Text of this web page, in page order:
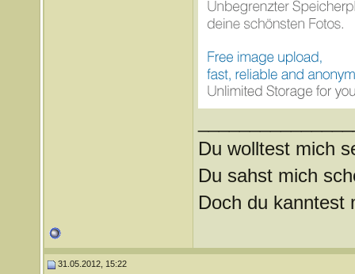
Du wolltest mich
Du sahst mich
Doch du kanntest
31.05.2012, 15:22